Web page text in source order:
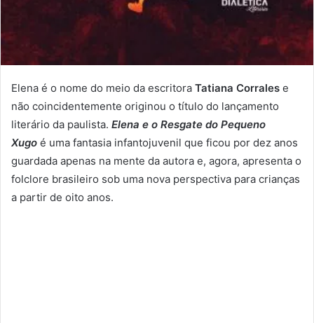
Elena é o nome do meio da escritora Tatiana Corrales e
não coincidentemente originou o título do lançamento
literário da paulista. Elena e o Resgate do Pequeno
Xugo é uma fantasia infantojuvenil que ficou por dez anos
guardada apenas na mente da autora e, agora, apresenta o
folclore brasileiro sob uma nova perspectiva para crianças
a partir de oito anos.